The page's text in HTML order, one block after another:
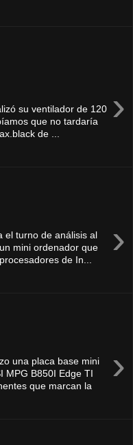
›
su ventilador de 120
que no tardaría
de ...
›
el turno de análisis al
mini ordenador que
de In...
›
una placa base mini
MPG B850I Edge TI
que marcan la